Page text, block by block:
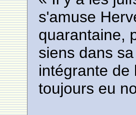
s'amuse
quarantaine,
siens dans
intégrante de
toujours eu